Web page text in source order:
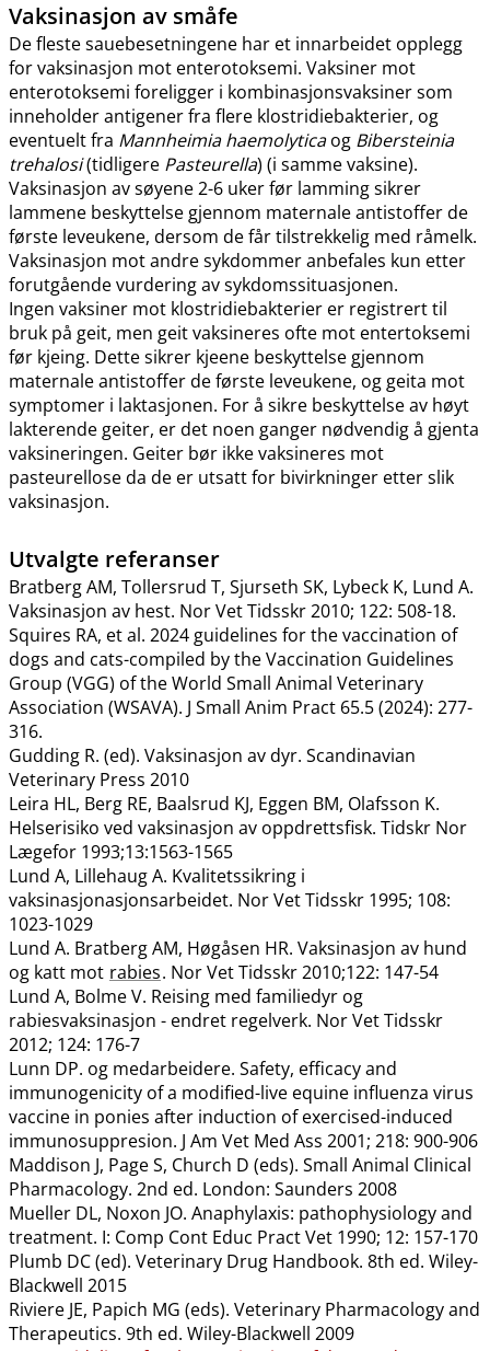
Vaksinasjon av småfe
De fleste sauebesetningene har et innarbeidet opplegg
for vaksinasjon mot enterotoksemi. Vaksiner mot
enterotoksemi foreligger i kombinasjonsvaksiner som
inneholder antigener fra flere klostridiebakterier, og
eventuelt fra Mannheimia haemolyticaog Bibersteinia
trehalosi(tidligere Pasteurella) (i samme vaksine).
Vaksinasjon av søyene 2-6 uker før lamming sikrer
lammene beskyttelse gjennom maternale antistoffer de
første leveukene, dersom de får tilstrekkelig med råmelk.
Vaksinasjon mot andre sykdommer anbefales kun etter
forutgående vurdering av sykdomssituasjonen.
Ingen vaksiner mot klostridiebakterier er registrert til
bruk på geit, men geit vaksineres ofte mot entertoksemi
før kjeing. Dette sikrer kjeene beskyttelse gjennom
maternale antistoffer de første leveukene, og geita mot
symptomer i laktasjonen. For å sikre beskyttelse av høyt
lakterende geiter, er det noen ganger nødvendig å gjenta
vaksineringen. Geiter bør ikke vaksineres mot
pasteurellose da de er utsatt for bivirkninger etter slik
vaksinasjon.
Utvalgte referanser
Bratberg AM, Tollersrud T, Sjurseth SK, Lybeck K, Lund A.
Vaksinasjon av hest. Nor Vet Tidsskr 2010; 122: 508-18.
Squires RA, et al. 2024 guidelines for the vaccination of
dogs and cats-compiled by the Vaccination Guidelines
Group (VGG) of the World Small Animal Veterinary
Association (WSAVA). J Small Anim Pract 65.5 (2024): 277-
316.
Gudding R. (ed). Vaksinasjon av dyr. Scandinavian
Veterinary Press 2010
Leira HL, Berg RE, Baalsrud KJ, Eggen BM, Olafsson K.
Helserisiko ved vaksinasjon av oppdrettsfisk. Tidskr Nor
Lægefor 1993;13:1563-1565
Lund A, Lillehaug A. Kvalitetssikring i
vaksinasjonasjonsarbeidet. Nor Vet Tidsskr 1995; 108:
1023-1029
Lund A. Bratberg AM, Høgåsen HR. Vaksinasjon av hund
og katt mot rabies. Nor Vet Tidsskr 2010;122: 147-54
Lund A, Bolme V. Reising med familiedyr og
rabiesvaksinasjon - endret regelverk. Nor Vet Tidsskr
2012; 124: 176-7
Lunn DP. og medarbeidere. Safety, efficacy and
immunogenicity of a modified-live equine influenza virus
vaccine in ponies after induction of exercised-induced
immunosuppresion. J Am Vet Med Ass 2001; 218: 900-906
Maddison J, Page S, Church D (eds). Small Animal Clinical
Pharmacology. 2nd ed. London: Saunders 2008
Mueller DL, Noxon JO. Anaphylaxis: pathophysiology and
treatment. I: Comp Cont Educ Pract Vet 1990; 12: 157-170
Plumb DC (ed). Veterinary Drug Handbook. 8th ed. Wiley-
Blackwell 2015
Riviere JE, Papich MG (eds). Veterinary Pharmacology and
Therapeutics. 9th ed. Wiley-Blackwell 2009